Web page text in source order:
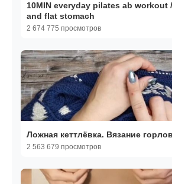
10MIN everyday pilates ab workout
and flat stomach
2 674 775 просмотров
Ложная кеттлёвка. Вязание
2 563 679 просмотров